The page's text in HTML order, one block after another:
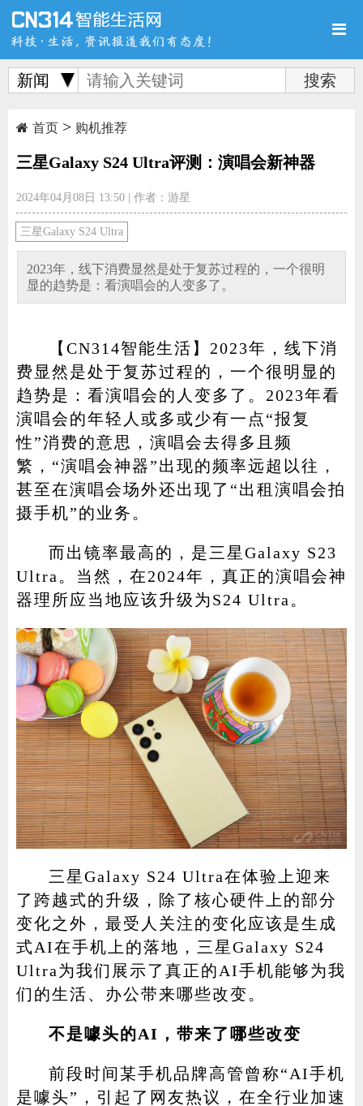
首页
导购
家电 技巧 作者
登录
新闻
首页> 购机推荐
三星Galaxy S24 Ultra评测：演唱会新神器
2024年04月08日 13:50| 作者：游星
三星Galaxy S24 Ultra
2023年，线下消费显然是处于复苏过程的，一个很明
显的趋势是：看演唱会的人变多了。
【CN314智能生活】2023年，线下消
费显然是处于复苏过程的，一个很明显的
趋势是：看演唱会的人变多了。2023年看
演唱会的年轻人或多或少有一点“报复
性”消费的意思，演唱会去得多且频
繁，“演唱会神器”出现的频率远超以往，
甚至在演唱会场外还出现了“出租演唱会拍
摄手机”的业务。
而出镜率最高的，是三星Galaxy S23
Ultra。当然，在2024年，真正的演唱会神
器理所应当地应该升级为S24 Ultra。
三星Galaxy S24 Ultra在体验上迎来
了跨越式的升级，除了核心硬件上的部分
变化之外，最受人关注的变化应该是生成
式AI在手机上的落地，三星Galaxy S24
Ultra为我们展示了真正的AI手机能够为我
们的生活、办公带来哪些改变。
不是噱头的AI，带来了哪些改变
前段时间某手机品牌高管曾称“AI手机
是噱头”，引起了网友热议，在全行业加速